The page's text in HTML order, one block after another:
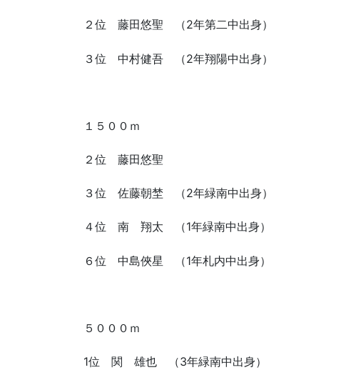
２位 藤田悠聖 （2年第二中出身）
３位 中村健吾 （2年翔陽中出身）
１５００ｍ
２位 藤田悠聖
３位 佐藤朝埜 （2年緑南中出身）
４位 南 翔太 （1年緑南中出身）
６位 中島俠星 （1年札内中出身）
５０００ｍ
1位 関 雄也 （3年緑南中出身）